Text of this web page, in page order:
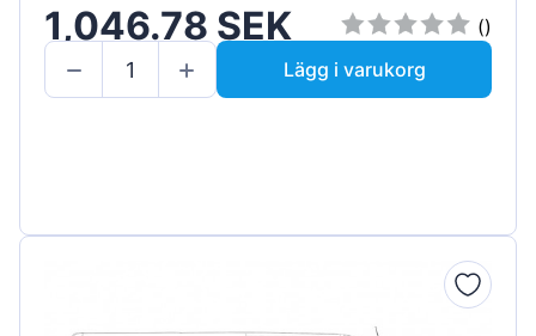
1,046.78 SEK
()
Lägg i varukorg